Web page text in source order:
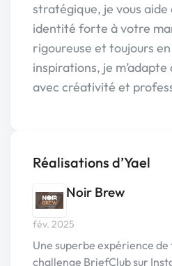
stratégique, je vous aide
identité forte à votre
rigoureuse et toujours
inspirations, je
avec créativité et
Réalisations d’Yael
Noir Brew
fév. 2025
Une superbe expérience
challenge BriefClub sur